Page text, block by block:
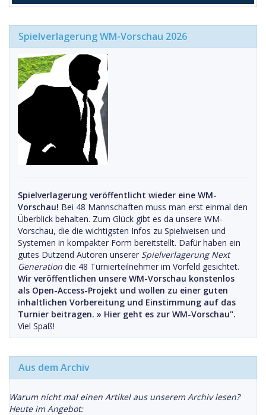
Spielverlagerung WM-Vorschau 2026
Spielverlagerung veröffentlicht wieder eine WM-
Vorschau! Bei 48 Mannschaften muss man erst einmal den
Überblick behalten. Zum Glück gibt es da unsere WM-
Vorschau, die die wichtigsten Infos zu Spielweisen und
Systemen in kompakter Form bereitstellt. Dafür haben ein
gutes Dutzend Autoren unserer Spielverlagerung Next
Generation die 48 Turnierteilnehmer im Vorfeld gesichtet.
Wir veröffentlichen unsere WM-Vorschau konstenlos
als Open-Access-Projekt und wollen zu einer guten
inhaltlichen Vorbereitung und Einstimmung auf das
Turnier beitragen. » Hier geht es zur WM-Vorschau".
Viel Spaß!
Aus dem Archiv
Warum nicht mal einen Artikel aus unserem Archiv lesen?
Heute im Angebot: